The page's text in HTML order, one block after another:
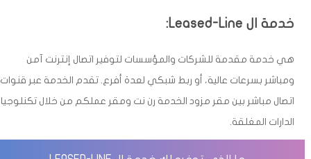
خدمة ال Leased-Line:
هي خدمة مقدمة للشركات والمؤسسات لتوفير اتصال إنترنت آمن
ومباشر بسرعات عالية، أو ربط شبكي لعدة أفرع. تقدم الخدمة عبر قنوات
اتصال مباشر بين مقر مزود الخدمة رن نت ومقر عملكم من خلال تكنلوجيا
الدارات المغلقة.